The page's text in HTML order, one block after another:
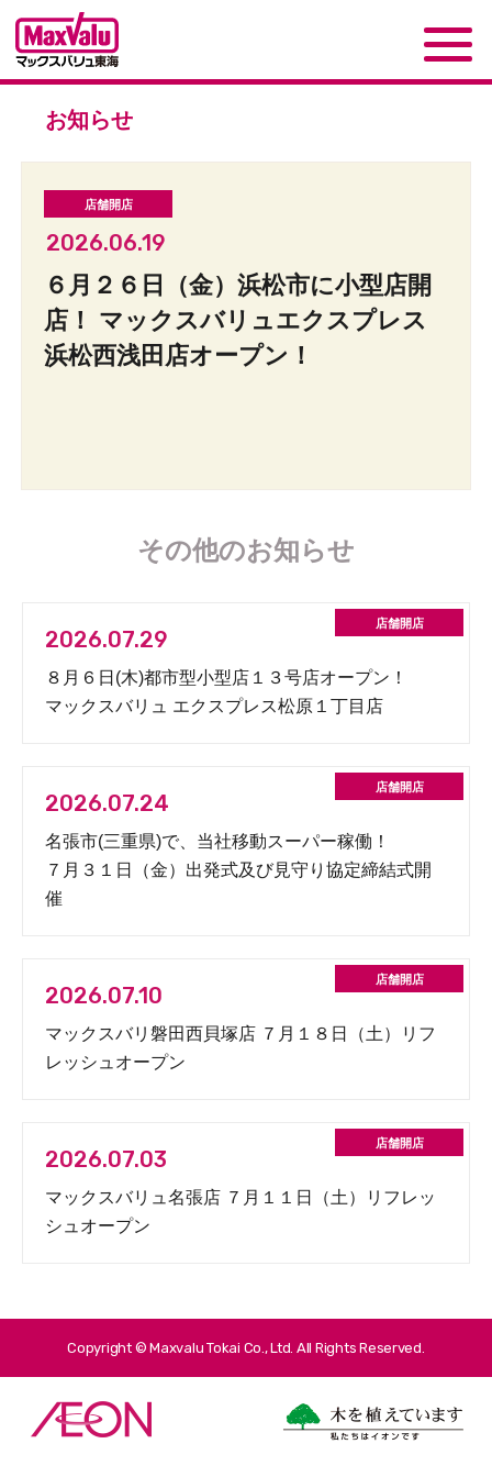
お知らせ
2026.06.19
６月２６日（金）浜松市に小型店開
店！ マックスバリュエクスプレス
浜松西浅田店オープン！
その他のお知らせ
2026.07.29
８月６日(木)都市型小型店１３号店オープン！
マックスバリュ エクスプレス松原１丁目店
2026.07.24
名張市(三重県)で、当社移動スーパー稼働！
７月３１日（金）出発式及び見守り協定締結式開
催
2026.07.10
マックスバリ磐田西貝塚店 ７月１８日（土）リフ
レッシュオープン
2026.07.03
マックスバリュ名張店 ７月１１日（土）リフレッ
シュオープン
Copyright © Maxvalu Tokai Co., Ltd. All Rights Reserved.